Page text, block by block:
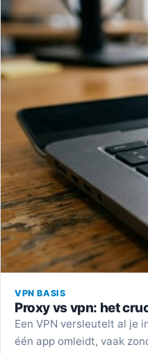
VPN BASIS
Proxy vs vpn: het
Een VPN versleutelt al je
één app omleidt, vaak